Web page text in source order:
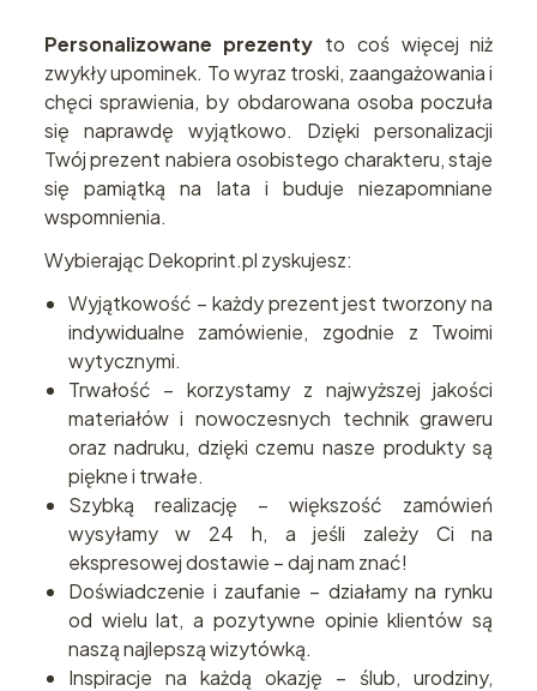
Personalizowane prezenty to coś więcej niż
zwykły upominek. To wyraz troski, zaangażowania i
chęci sprawienia, by obdarowana osoba poczuła
się naprawdę wyjątkowo. Dzięki personalizacji
Twój prezent nabiera osobistego charakteru, staje
się pamiątką na lata i buduje niezapomniane
wspomnienia.
Wybierając Dekoprint.pl zyskujesz:
Wyjątkowość – każdy prezent jest tworzony na
indywidualne zamówienie, zgodnie z Twoimi
wytycznymi.
Trwałość – korzystamy z najwyższej jakości
materiałów i nowoczesnych technik graweru
oraz nadruku, dzięki czemu nasze produkty są
piękne i trwałe.
Szybką realizację – większość zamówień
wysyłamy w 24 h, a jeśli zależy Ci na
ekspresowej dostawie – daj nam znać!
Doświadczenie i zaufanie – działamy na rynku
od wielu lat, a pozytywne opinie klientów są
naszą najlepszą wizytówką.
Inspiracje na każdą okazję – ślub, urodziny,